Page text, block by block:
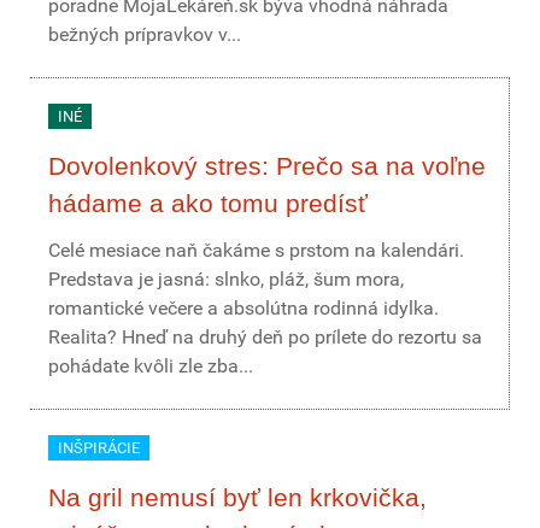
poradne MojaLekáreň.sk býva vhodná náhrada
bežných prípravkov v...
INÉ
Dovolenkový stres: Prečo sa na voľne
hádame a ako tomu predísť
Celé mesiace naň čakáme s prstom na kalendári.
Predstava je jasná: slnko, pláž, šum mora,
romantické večere a absolútna rodinná idylka.
Realita? Hneď na druhý deň po prílete do rezortu sa
pohádate kvôli zle zba...
INŠPIRÁCIE
Na gril nemusí byť len krkovička,